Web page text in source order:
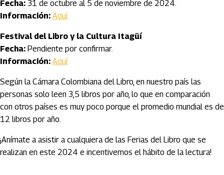
Fecha: 31 de octubre al 5 de noviembre de 2024.
Información: Aquí
Festival del Libro y la Cultura Itagüí
Fecha: Pendiente por confirmar.
Información: Aquí
Según la Cámara Colombiana del Libro, en nuestro país las
personas solo leen 3,5 libros por año, lo que en comparación
con otros países es muy poco porque el promedio mundial es de
12 libros por año.
¡Anímate a asistir a cualquiera de las Ferias del Libro que se
realizan en este 2024 e incentivemos el hábito de la lectura!